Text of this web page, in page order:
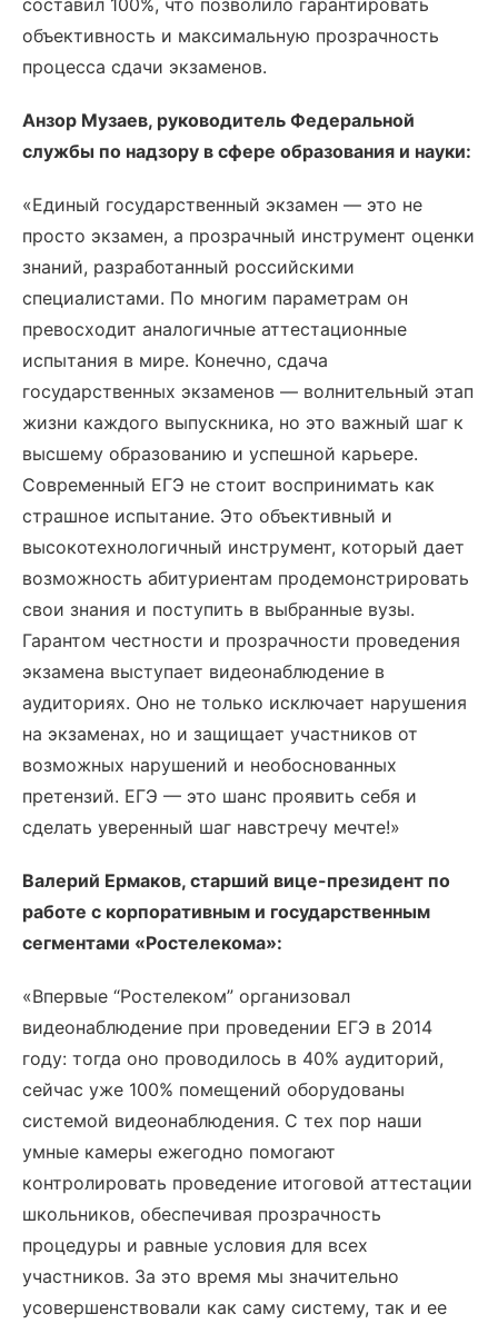
составил 100%, что позволило гарантировать
объективность и максимальную прозрачность
процесса сдачи экзаменов.
Анзор Музаев, руководитель Федеральной
службы по надзору в сфере образования и науки:
«Единый государственный экзамен — это не
просто экзамен, а прозрачный инструмент оценки
знаний, разработанный российскими
специалистами. По многим параметрам он
превосходит аналогичные аттестационные
испытания в мире. Конечно, сдача
государственных экзаменов — волнительный этап
жизни каждого выпускника, но это важный шаг к
высшему образованию и успешной карьере.
Современный ЕГЭ не стоит воспринимать как
страшное испытание. Это объективный и
высокотехнологичный инструмент, который дает
возможность абитуриентам продемонстрировать
свои знания и поступить в выбранные вузы.
Гарантом честности и прозрачности проведения
экзамена выступает видеонаблюдение в
аудиториях. Оно не только исключает нарушения
на экзаменах, но и защищает участников от
возможных нарушений и необоснованных
претензий. ЕГЭ — это шанс проявить себя и
сделать уверенный шаг навстречу мечте!»
Валерий Ермаков, старший вице-президент по
работе с корпоративным и государственным
сегментами «Ростелекома»:
«Впервые “Ростелеком” организовал
видеонаблюдение при проведении ЕГЭ в 2014
году: тогда оно проводилось в 40% аудиторий,
сейчас уже 100% помещений оборудованы
системой видеонаблюдения. С тех пор наши
умные камеры ежегодно помогают
контролировать проведение итоговой аттестации
школьников, обеспечивая прозрачность
процедуры и равные условия для всех
участников. За это время мы значительно
усовершенствовали как саму систему, так и ее